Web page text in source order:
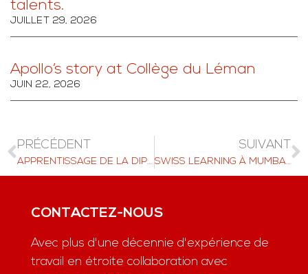
Swiss Learning in Mexico in September
22nd 2026
AOÛT 6, 2026
talents.
JUILLET 29, 2026
Apollo’s story at Collège du Léman
JUIN 22, 2026